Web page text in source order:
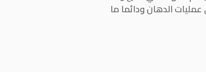
الدهان ودائما ما